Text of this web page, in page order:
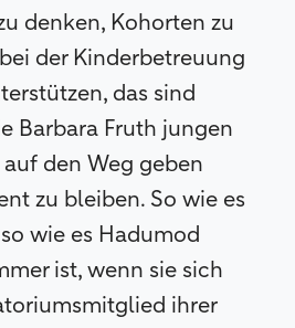
denken, Kohorten zu
der Kinderbetreuung
das sind
Barbara Fruth jungen
den Weg geben
zu bleiben. So wie es
wie es Hadumod
ist, wenn sie sich
ihrer